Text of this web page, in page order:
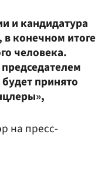
и кандидатура
конечном итоге
человека.
принято
на пресс-